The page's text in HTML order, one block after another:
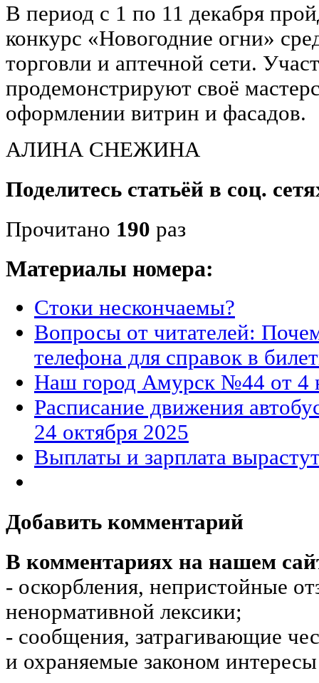
В период с 1 по 11 декабря
конкурс «Новогодние огни»
торговли и аптечной сети.
продемонстрируют своё
оформлении витрин и фасадов.
АЛИНА СНЕЖИНА
Поделитесь статьёй в соц.
Прочитано 190 раз
Материалы номера:
Стоки нескончаемы?
Вопросы от читателей:
телефона для справок в
Наш город Амурск №44 от 4
Расписание движения
24 октября 2025
Выплаты и зарплата
Добавить комментарий
В комментариях на нашем
- оскорбления, непристойные
ненормативной лексики;
- сообщения, затрагивающие
и охраняемые законом